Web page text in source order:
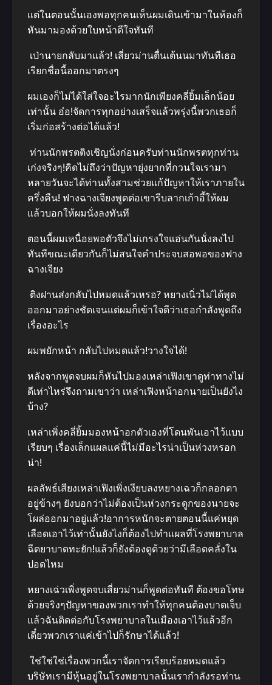
แต่ในตอนนั้นเองพอทุกคนเห็นผมเดินเข้ามาในห้องก็
หันมามองด้วยใบหน้าดีใจทันที
เป่านายกลับมาแล้ว! เสี่ยวม่านตื่นเต้นนมาทันทีเธอ
เรียกชื่อนี้ออกมาตรงๆ
ผมเองก็ไม่ได้ใส่ใจอะไรมากนักเพียงคลี่ยิ้มเล็กน้อย
เท่านั้น อ๋อ!จัดการทุกอย่างเสร็จแล้วพรุ่งนี้พวกเธอก็
เริ่มก่อสร้างต่อได้แล้ว!
ท่านนักพรตติงเชิญนั่งก่อนครับท่านนักพรตทุกท่าน
เก่งจริงๆ!คิดไม่ถึงว่าปัญหายุ่งยากที่กวนใจเรามา
หลายวันจะได้ท่านทั้งสามช่วยแก้ปัญหาให้เราภายใน
ครึ่งคืน! ฟางฉางเจียงพูดต่อเขารีบลากเก้าอี้ให้ผม
แล้วบอกให้ผมนั่งลงทันที
ตอนนี้ผมเหนื่อยพอตัวจึงไม่เกรงใจแอ่นกันนั่งลงไป
ทันทีขณะเดียวกันก็ไม่สนใจคำประจบสอพอของฟาง
ฉางเจียง
ติงฝานส่งกลับไปหมดแล้วเหรอ? หยางเนิ่วไม่ได้พูด
ออกมาอย่างชัดเจนแต่ผมก็เข้าใจดีว่าเธอกำลังพูดถึง
เรื่องอะไร
ผมพยักหน้า กลับไปหมดแล้ว!วางใจได้!
หลังจากพูดจบผมก็หันไปมองเหล่าเฟิงเขาดูท่าทางไม่
ดีเท่าไหร่จึงถามเขาว่า เหล่าเฟิงหน้าอกนายเป็นยังไง
บ้าง?
เหล่าเพิ่งคลี่ยิ้มมองหน้าอกตัวเองที่โดนพันเอาไว้แบบ
เรียบๆ เรื่องเล็กแผลแค่นี้ไม่มีอะไรน่าเป็นห่วงหรอก
น่า!
ผลลัพธ์เสียงเหล่าเฟิงเพิ่งเงียบลงหยางเฉวก็กลอกตา
อยู่ข้างๆ ยังบอกว่าไม่ต้องเป็นห่วงกระดูกของนายจะ
โผล่ออกมาอยู่แล้ว!อาการหนักจะตายตอนนี้แค่หยุด
เลือดเอาไว้เท่านั้นยังไงก็ต้องไปทำแผลที่โรงพยาบาล
ฉีดยาบาดทะยัก!แล้วก็ยังต้องดูด้วยว่ามีเลือดคลั่งใน
ปอดไหม
หยางเฉ่วเพิ่งพูดจบเสี่ยวม่านก็พูดต่อทันที ต้องขอโทษ
ด้วยจริงๆปัญหาของพวกเราทำให้ทุกคนต้องบาดเจ็บ
แล้วฉันติดต่อกับโรงพยาบาลในเมืองเอาไว้แล้วอีก
เดี๋ยวพวกเราแค่เข้าไปก็รักษาได้แล้ว!
ใช่ใช่ใช่เรื่องพวกนี้เราจัดการเรียบร้อยหมดแล้ว
บริษัทเรามีหุ้นอยู่ในโรงพยาบาลนั้นเรากำลังรอท่าน